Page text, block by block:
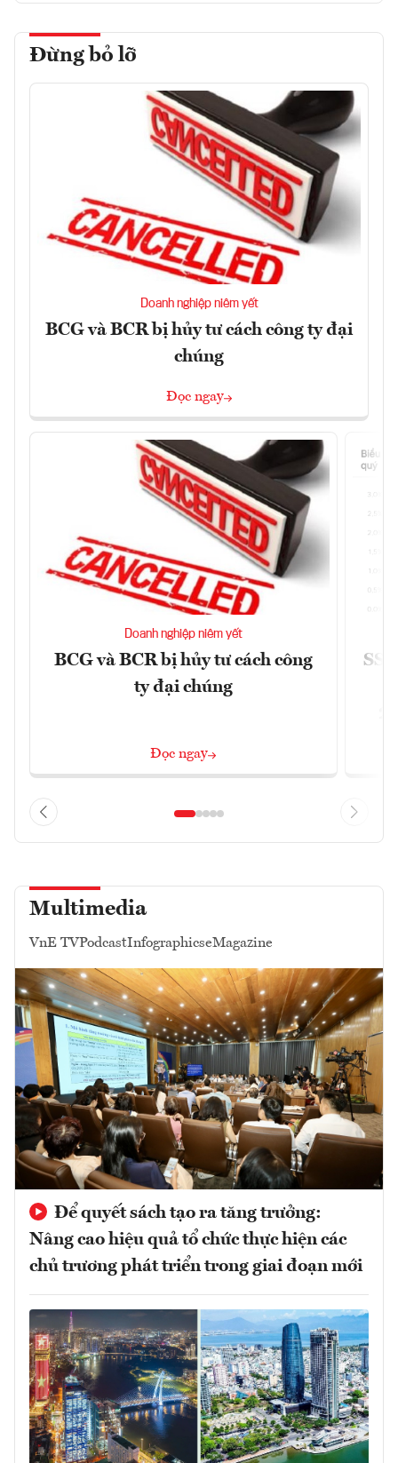
Đừng bỏ lỡ
Doanh nghiệp niêm yết
BCG và BCR bị hủy tư cách công ty đại
chúng
Đọc ngay
Doanh nghiệp niêm yết
BCG và BCR bị hủy tư cách công
ty đại chúng
Đọc ngay
SSI
Multimedia
VnE TVPodcastInfographicseMagazine
Để quyết sách tạo ra tăng trưởng:
Nâng cao hiệu quả tổ chức thực hiện các
chủ trương phát triển trong giai đoạn mới